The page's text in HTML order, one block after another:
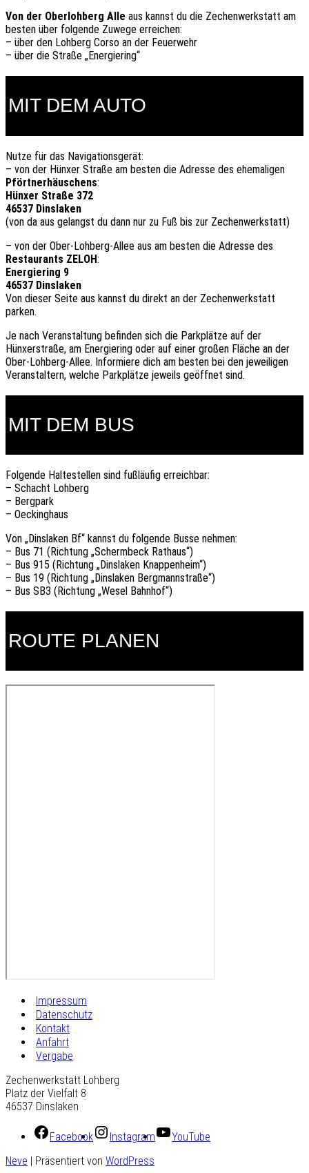
Von der Oberlohberg Alle aus kannst du die Zechenwerkstatt am
besten über folgende Zuwege erreichen:
– über den Lohberg Corso an der Feuerwehr
– über die Straße „Energiering“
MIT DEM AUTO
Nutze für das Navigationsgerät:
– von der Hünxer Straße am besten die Adresse des ehemaligen
Pförtnerhäuschens:
Hünxer Straße 372
46537 Dinslaken
(von da aus gelangst du dann nur zu Fuß bis zur Zechenwerkstatt)
– von der Ober-Lohberg-Allee aus am besten die Adresse des
Restaurants ZELOH:
Energiering 9
46537 Dinslaken
Von dieser Seite aus kannst du direkt an der Zechenwerkstatt
parken.
Je nach Veranstaltung befinden sich die Parkplätze auf der
Hünxerstraße, am Energiering oder auf einer großen Fläche an der
Ober-Lohberg-Allee. Informiere dich am besten bei den jeweiligen
Veranstaltern, welche Parkplätze jeweils geöffnet sind.
MIT DEM BUS
Folgende Haltestellen sind fußläufig erreichbar:
– Schacht Lohberg
– Bergpark
– Oeckinghaus
Von „Dinslaken Bf“ kannst du folgende Busse nehmen:
– Bus 71 (Richtung „Schermbeck Rathaus“)
– Bus 915 (Richtung „Dinslaken Knappenheim“)
– Bus 19 (Richtung „Dinslaken Bergmannstraße“)
– Bus SB3 (Richtung „Wesel Bahnhof“)
ROUTE PLANEN
Impressum
Datenschutz
Kontakt
Anfahrt
Vergabe
Zechenwerkstatt Lohberg
Platz der Vielfalt 8
46537 Dinslaken
Facebook Instagram
YouTube
Neve | Präsentiert von WordPress